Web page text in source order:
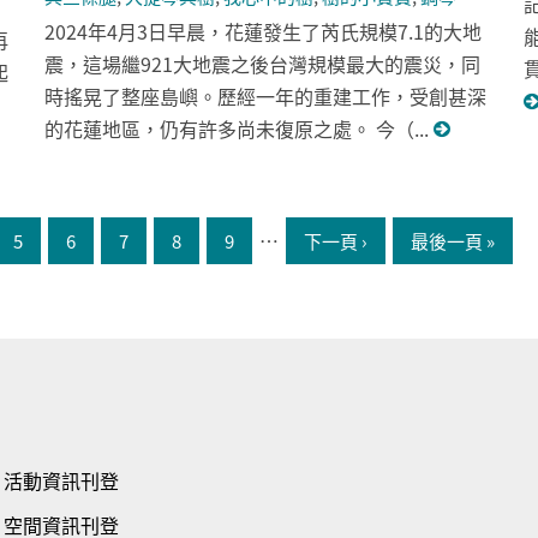
2024年4月3日早晨，花蓮發生了芮氏規模7.1的大地
震，這場繼921大地震之後台灣規模最大的震災，同
時搖晃了整座島嶼。歷經一年的重建工作，受創甚深
的花蓮地區，仍有許多尚未復原之處。 今（...
5 6 7 8 9 … 下一頁 › 最後一頁 »
活動資訊刊登
空間資訊刊登